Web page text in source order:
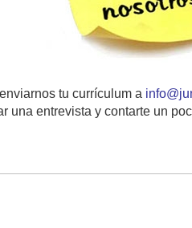
tu currículum a
una entrevista y contarte un